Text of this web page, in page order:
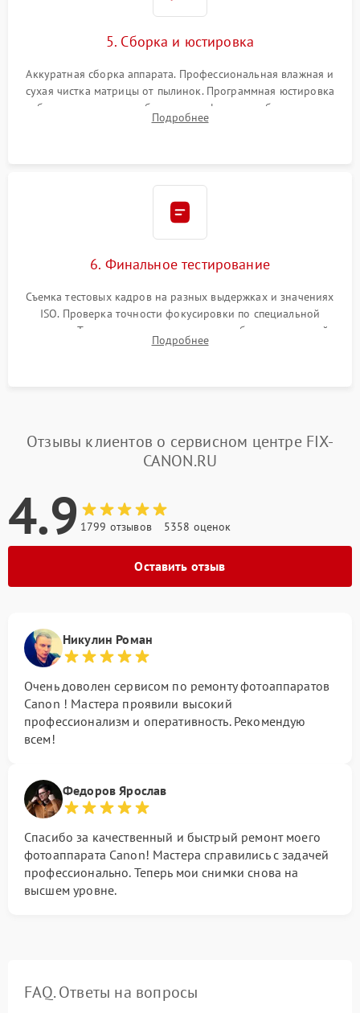
5. Сборка и юстировка
Аккуратная сборка аппарата. Профессиональная влажная и
сухая чистка матрицы от пылинок. Программная юстировка
рабочего отрезка, калибровка автофокуса, стабилизатора и
экспозамера с помощью сервисного ПО.
Подробнее
6. Финальное тестирование
Съемка тестовых кадров на разных выдержках и значениях
ISO. Проверка точности фокусировки по специальной
мишени. Тест записи на карту памяти, работы встроенной
вспышки, микрофона и всех кнопок управления.
Подробнее
Отзывы клиентов о сервисном центре FIX-
CANON.RU
4.9 1799 отзывов 5358 оценок
Оставить отзыв
Никулин Роман
Очень доволен сервисом по ремонту фотоаппаратов
Canon ! Мастера проявили высокий
профессионализм и оперативность. Рекомендую
всем!
Федоров Ярослав
Спасибо за качественный и быстрый ремонт моего
фотоаппарата Canon! Мастера справились с задачей
профессионально. Теперь мои снимки снова на
высшем уровне.
FAQ. Ответы на вопросы